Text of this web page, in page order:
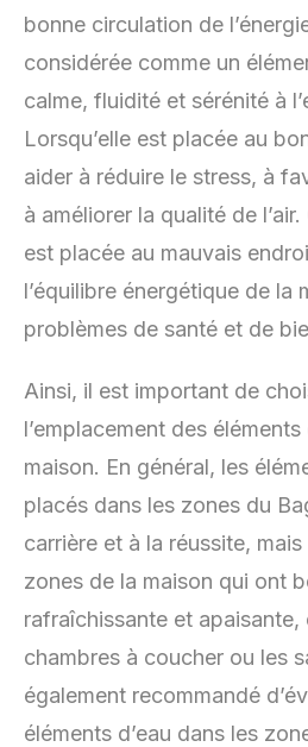
bonne circulation de
considérée comme un
calme, fluidité et sérénité à
Lorsqu’elle est placée au
aider à réduire le stress, à
à améliorer la qualité de
est placée au mauvais
l’équilibre énergétique de la
problèmes de santé et de
Ainsi, il est important de
l’emplacement des éléments
maison. En général, les
placés dans les zones du
carrière et à la réussite,
zones de la maison qui ont
rafraîchissante et apaisante,
chambres à coucher ou les
également recommandé
éléments d’eau dans les